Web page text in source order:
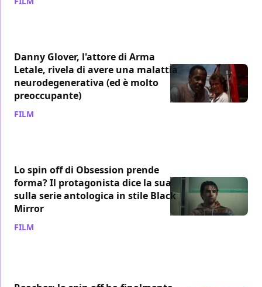
Danny Glover, l'attore di Arma
Letale, rivela di avere una malattia
neurodegenerativa (ed è molto
preoccupante)
FILM
Lo spin off di Obsession prende
forma? Il protagonista dice la sua
sulla serie antologica in stile Black
Mirror
FILM